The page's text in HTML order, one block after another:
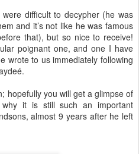
difficult to decypher (he was
and it’s not like he was famous
that), but so nice to receive!
poignant one, and one I have
wrote to us immediately following
hopefully you will get a glimpse of
it is still such an important
almost 9 years after he left